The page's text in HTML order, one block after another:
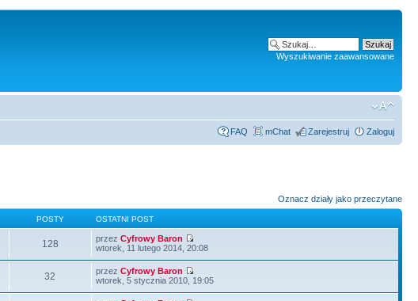
Wyszukiwanie zaawansowane
FAQ mChat Zarejestruj Zaloguj
Oznacz działy jako przeczytane
POSTY OSTATNI POST
128 przezCyfrowy Baron
wtorek, 11 lutego 2014, 20:08
32 przezCyfrowy Baron
wtorek, 5 stycznia 2010, 19:05